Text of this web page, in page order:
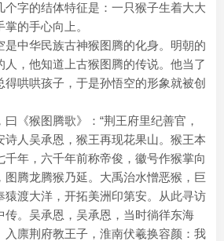
个字的结体特征是：一只猴子生着大大
的手心向上。
是中华民族古神猴图腾的化身。明朝的
人，他知道上古猴图腾的传说。他当了
哄哄孩子，于是孙悟空的形象就被创
《猴图腾歌》：“荆王府里纪善官，
诗人吴承恩，猴王再现花果山。猴王本
千年，六千年前称帝俊，徽号作猴掌向
图腾龙腾猴乃延。大禹治水憎恶猴，巨
猿渡大洋，开拓美洲印第安。从此寻访
传。吴承恩，吴承恩，当时徜徉东海
入廪荆府教王子，淮南伏羲换容颜：我